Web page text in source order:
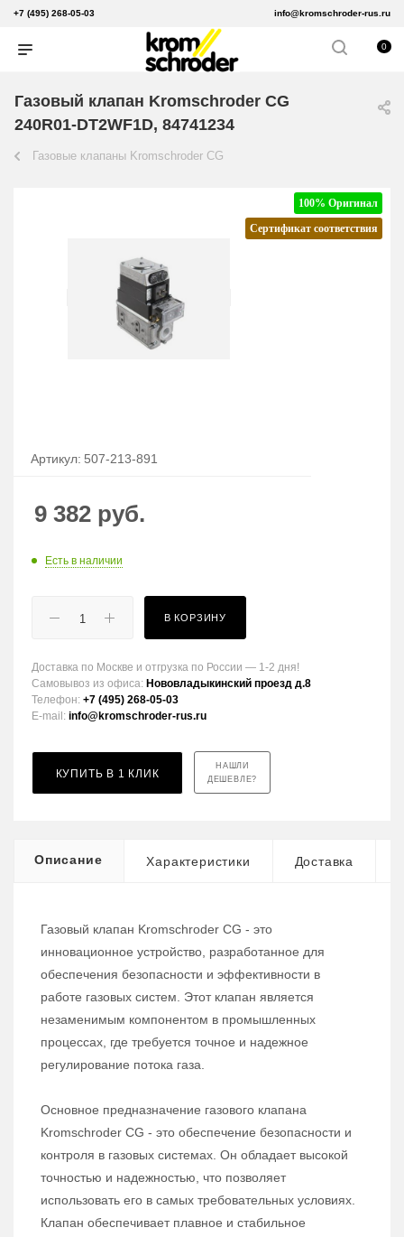
+7 (495) 268-05-03 info@kromschroder-rus.ru
0
Газовый клапан Kromschroder CG
240R01-DT2WF1D, 84741234
Газовые клапаны Kromschroder CG
100% Оригинал
Сертификат соответствия
Артикул: 507-213-891
9 382 руб.
Есть в наличии
В КОРЗИНУ
Доставка по Москве и отгрузка по России — 1-2 дня!
Самовывоз из офиса: Нововладыкинский проезд д.8
Телефон: +7 (495) 268-05-03
E-mail: info@kromschroder-rus.ru
КУПИТЬ В 1 КЛИК
НАШЛИ
ДЕШЕВЛЕ?
Описание Характеристики Доставка
Газовый клапан Kromschroder CG - это
инновационное устройство, разработанное для
обеспечения безопасности и эффективности в
работе газовых систем. Этот клапан является
незаменимым компонентом в промышленных
процессах, где требуется точное и надежное
регулирование потока газа.
Основное предназначение газового клапана
Kromschroder CG - это обеспечение безопасности и
контроля в газовых системах. Он обладает высокой
точностью и надежностью, что позволяет
использовать его в самых требовательных условиях.
Клапан обеспечивает плавное и стабильное